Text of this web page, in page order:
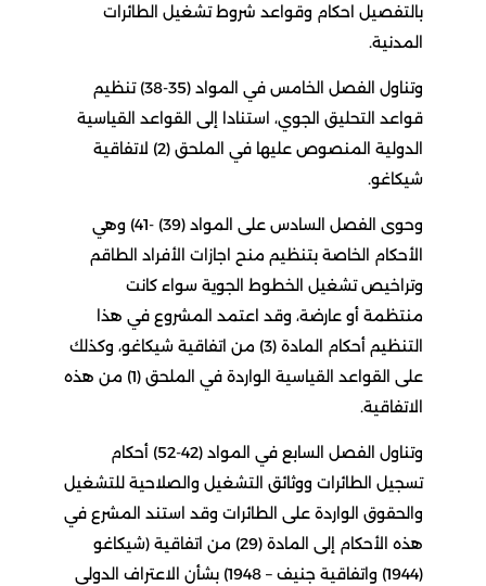
بالتفصيل احكام وقواعد شروط تشغيل الطائرات
المدنية.
وتناول الفصل الخامس في المواد (35-38) تنظيم
قواعد التحليق الجوي، استنادا إلى القواعد القياسية
الدولية المنصوص عليها في الملحق (2) لاتفاقية
شيكاغو.
وحوى الفصل السادس على المواد (39) -41) وهي
الأحكام الخاصة بتنظيم منح اجازات الأفراد الطاقم
وتراخيص تشغيل الخطوط الجوية سواء كانت
منتظمة أو عارضة، وقد اعتمد المشروع في هذا
التنظيم أحكام المادة (3) من اتفاقية شيكاغو، وكذلك
على القواعد القياسية الواردة في الملحق (1) من هذه
الاتفاقية.
وتناول الفصل السابع في المواد (42-52) أحكام
تسجيل الطائرات ووثائق التشغيل والصلاحية للتشغيل
والحقوق الواردة على الطائرات وقد استند المشرع في
هذه الأحكام إلى المادة (29) من اتفاقية (شيكاغو
(1944) واتفاقية جنيف – 1948) بشأن الاعتراف الدولي